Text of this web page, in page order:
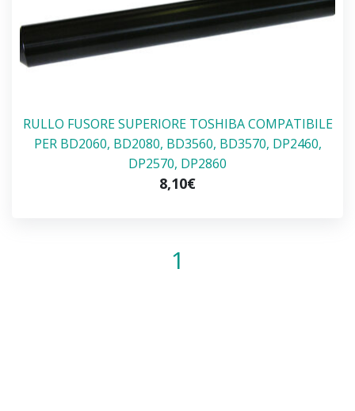
RULLO FUSORE SUPERIORE TOSHIBA COMPATIBILE
PER BD2060, BD2080, BD3560, BD3570, DP2460,
DP2570, DP2860
8,10€
1